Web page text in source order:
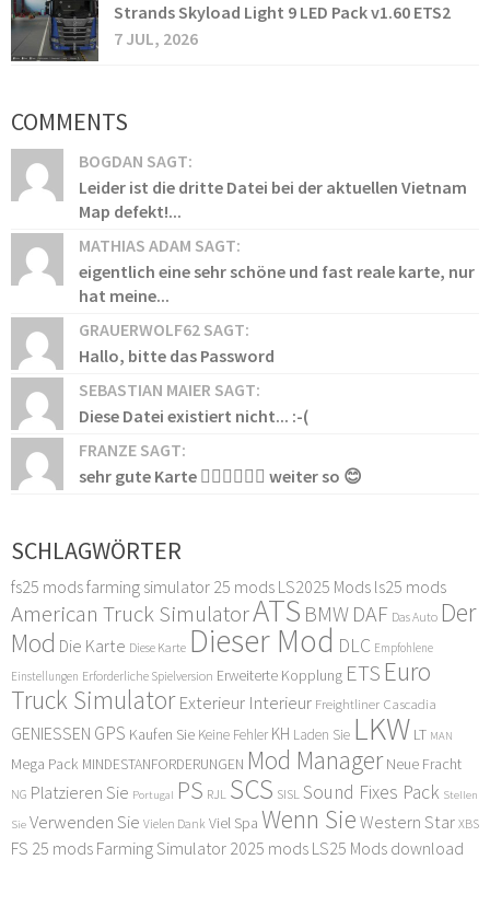
Strands Skyload Light 9 LED Pack v1.60 ETS2
7 JUL, 2026
COMMENTS
BOGDAN SAGT:
Leider ist die dritte Datei bei der aktuellen Vietnam
Map defekt!...
MATHIAS ADAM SAGT:
eigentlich eine sehr schöne und fast reale karte, nur
hat meine...
GRAUERWOLF62 SAGT:
Hallo, bitte das Password
SEBASTIAN MAIER SAGT:
Diese Datei existiert nicht... :-(
FRANZE SAGT:
sehr gute Karte 👍🏻👍🏻👍🏻 weiter so 😊
SCHLAGWÖRTER
fs25 modsfarming simulator 25 mods LS2025 Mods ls25 mods
American Truck SimulatorATS BMW DAF Das Auto Der
Mod Die Karte Diese Karte Dieser Mod DLC Empfohlene
Einstellungen Erforderliche Spielversion Erweiterte Kopplung ETS Euro
Truck Simulator Exterieur Interieur Freightliner Cascadia
GENIESSEN GPS Kaufen Sie Keine Fehler KH Laden Sie LKW LT MAN
Mega Pack MINDESTANFORDERUNGEN Mod Manager Neue Fracht
NG Platzieren Sie Portugal PS RJL SCS SISLSound Fixes Pack Stellen
Sie Verwenden Sie Vielen Dank Viel Spa Wenn Sie Western Star XBS
FS 25 mods Farming Simulator 2025 mods LS25 Mods download